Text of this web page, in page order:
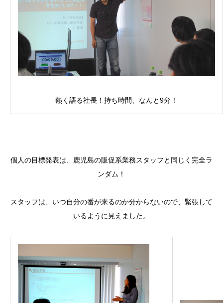
熱く語る社長！持ち時間、なんと9分！
個人の目標発表は、鹿児島の販促系業務スタッフと同じく完全ラ
ンダム！
スタッフは、いつ自分の番が来るのか分からないので、緊張して
いるように見えました。